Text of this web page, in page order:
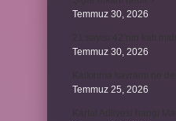
Temmuz 30, 2026
Temmuz 30, 2026
Temmuz 25, 2026